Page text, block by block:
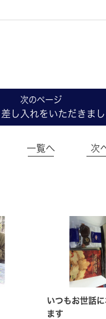
し入れをいただきま
一覧へ 次
いつもお世話
ます